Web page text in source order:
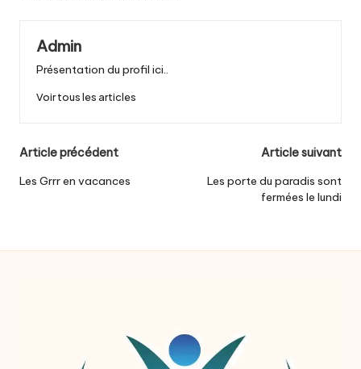
Admin
Présentation du profil ici..
Voir tous les articles
Post
navigation
Article précédent
Les Grrr en vacances
Article suivant
Les porte du paradis sont
fermées le lundi